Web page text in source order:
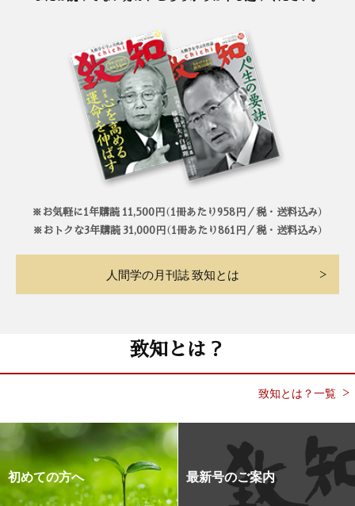
※お気軽に1年購読 11,500円（1冊あたり958円／税・送料込み）
※おトクな3年購読 31,000円（1冊あたり861円／税・送料込み）
人間学の月刊誌 致知とは
致知とは？
致知とは？一覧
初めての方へ 最新号のご案内